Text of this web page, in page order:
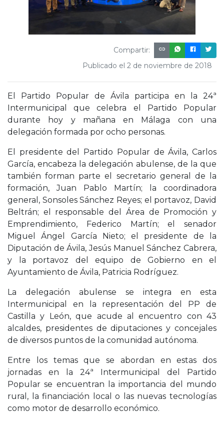
Compartir:
Publicado el 2 de noviembre de 2018
El Partido Popular de Ávila participa en la 24ª
Intermunicipal que celebra el Partido Popular
durante hoy y mañana en Málaga con una
delegación formada por ocho personas.
El presidente del Partido Popular de Ávila, Carlos
García, encabeza la delegación abulense, de la que
también forman parte el secretario general de la
formación, Juan Pablo Martín; la coordinadora
general, Sonsoles Sánchez Reyes; el portavoz, David
Beltrán; el responsable del Área de Promoción y
Emprendimiento, Federico Martín; el senador
Miguel Ángel García Nieto; el presidente de la
Diputación de Ávila, Jesús Manuel Sánchez Cabrera,
y la portavoz del equipo de Gobierno en el
Ayuntamiento de Ávila, Patricia Rodríguez.
La delegación abulense se integra en esta
Intermunicipal en la representación del PP de
Castilla y León, que acude al encuentro con 43
alcaldes, presidentes de diputaciones y concejales
de diversos puntos de la comunidad autónoma.
Entre los temas que se abordan en estas dos
jornadas en la 24ª Intermunicipal del Partido
Popular se encuentran la importancia del mundo
rural, la financiación local o las nuevas tecnologías
como motor de desarrollo económico.